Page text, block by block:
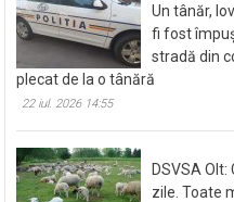
Un tânăr,
fi fost
stradă din
plecat de la o tânără
22 iul. 2026 14:55
DSVSA
zile. Toate